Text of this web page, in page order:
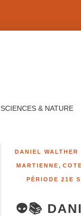
SCIENCES & NATURE
DANIEL WALTHER
MARTIENNE ,
PÉRIODE 21E
👽📚